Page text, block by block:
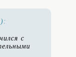
с